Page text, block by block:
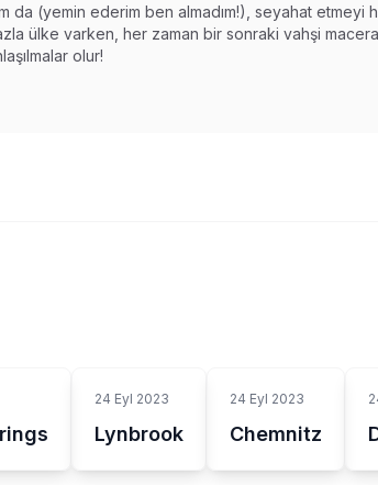
(yemin ederim ben almadım!), seyahat etmeyi
ülke varken, her zaman bir sonraki vahşi
olur!
24 Eyl 2023
Lynbrook
24 Eyl 2023
Chemnitz